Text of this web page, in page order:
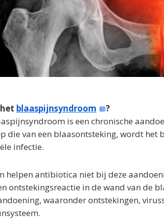
blaaspijnsyndroom
?
is een chronische
die van een blaasontsteking, wordt
infectie.
helpen antibiotica niet bij deze
ontstekingsreactie in de wand van de
waaronder ontstekingen,